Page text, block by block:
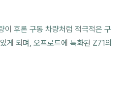
이 후론 구동 차량처럼 적극적은 구
게 되며, 오프로드에 특화된 Z71의